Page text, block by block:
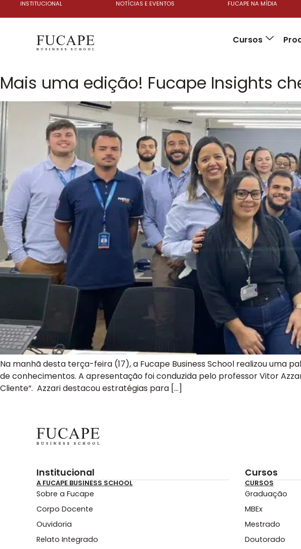
INSTITUCIONAL NOTÍCIAS E EVENTOS FUCAPE NA MÍDIA
Cursos
Mais uma edição! Fucape Insights
Na manhã desta terça-feira (17), a Fucape Business School realizou uma
de conhecimentos. A apresentação foi conduzida pelo professor Vitor
Cliente“. Azzari destacou estratégias para […]
Institucional
A FUCAPE BUSINESS SCHOOL
Sobre a Fucape
Corpo Docente
Ouvidoria
Relato Integrado
Cursos
CURSOS
Graduação
MBEx
Mestrado
Doutorado